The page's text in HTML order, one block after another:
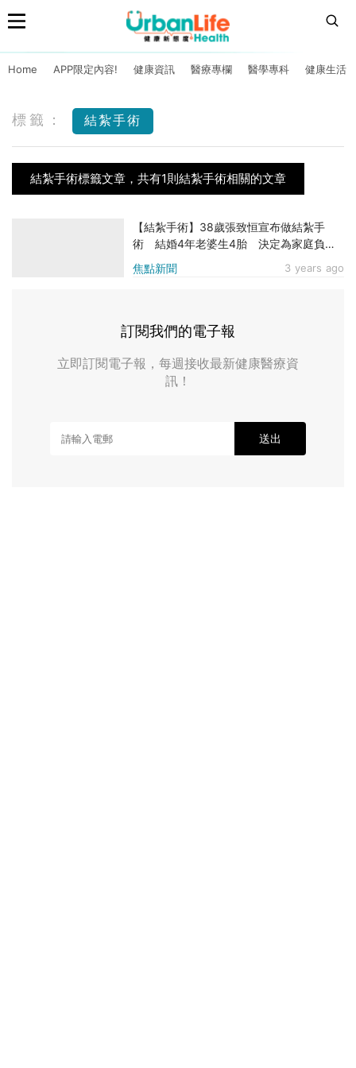
Home APP限定內容! 健康資訊 醫療專欄 醫學專科 健康生活
標籤： 結紮手術
結紮手術標籤文章，共有1則結紮手術相關的文章
焦點新聞 3 years ago
【結紮手術】38歲張致恒宣布做結紮手
術 結婚4年老婆生4胎 決定為家庭負上
責任
訂閱我們的電子報
立即訂閱電子報，每週接收最新健康醫療資
訊！
送出